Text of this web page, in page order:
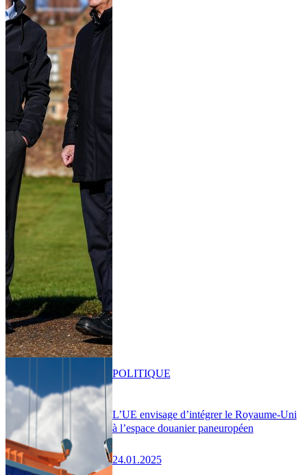
L’UE envisage d’intégrer le Royaume-Uni
à l’espace douanier paneuropéen
24.01.2025
POLITIQUE